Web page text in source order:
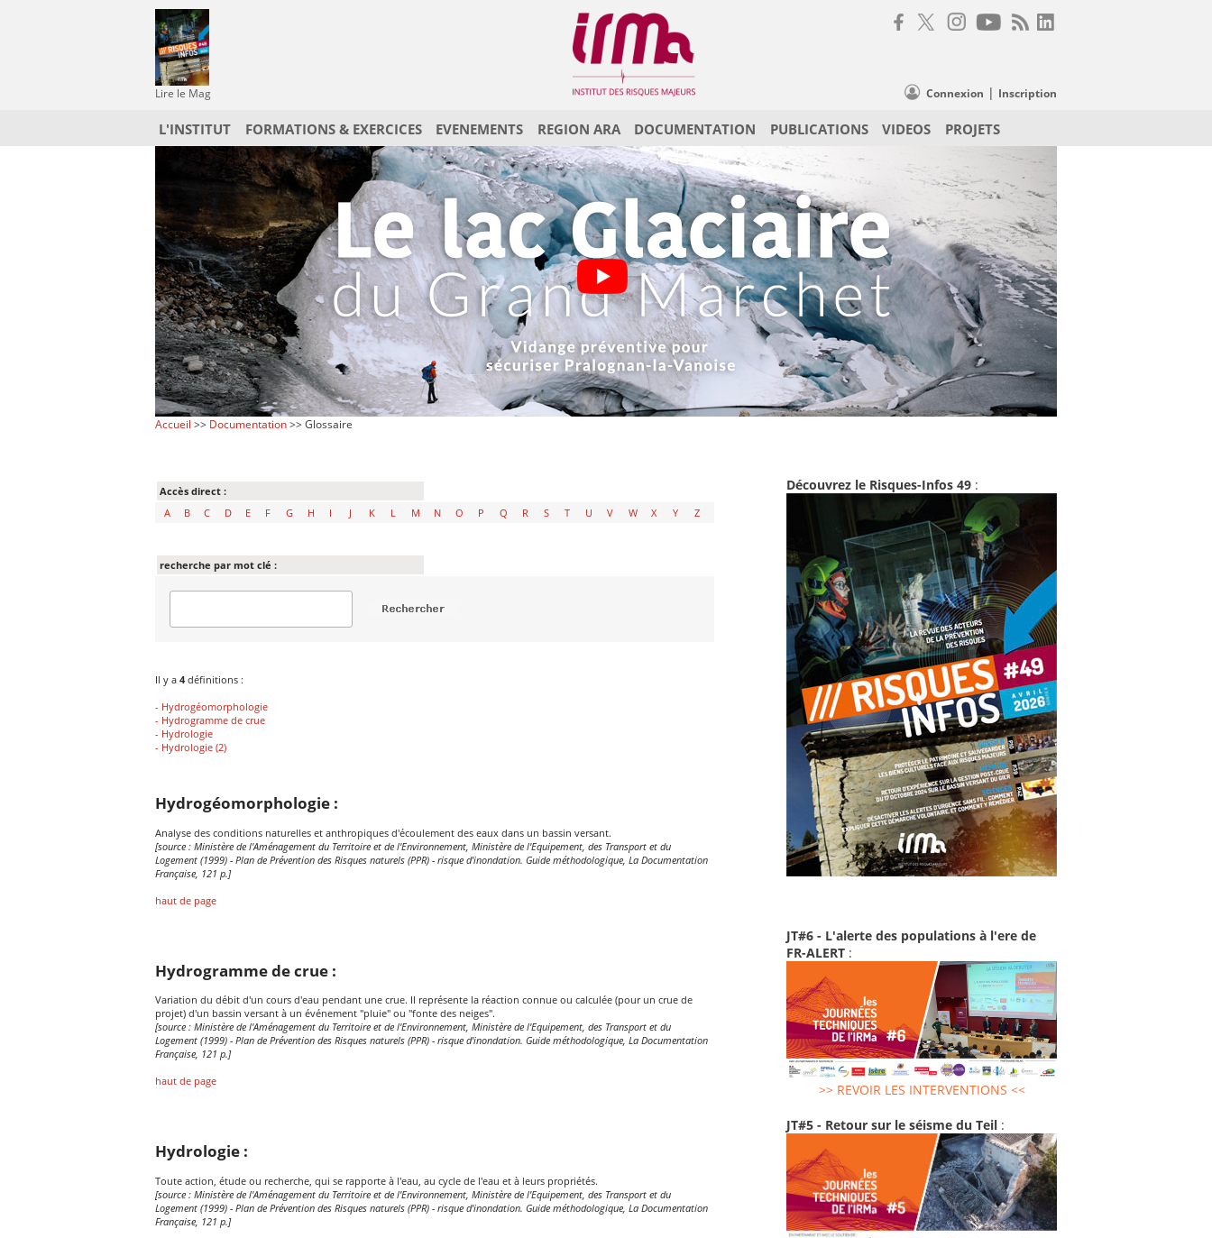
Lire le Mag Connexion | Inscription
L'INSTITUT FORMATIONS & EXERCICES EVENEMENTS REGION ARA DOCUMENTATION PUBLICATIONS VIDEOS PROJETS
Accueil >> Documentation>> Glossaire
Accès direct :
A
B C D E F G H I J K L M N O P Q R S T U V W X Y Z
recherche par mot clé :
Il y a 4définitions :
- Hydrogéomorphologie
- Hydrogramme de crue
- Hydrologie
- Hydrologie (2)
Hydrogéomorphologie :
Analyse des conditions naturelles et anthropiques d'écoulement des eaux dans un bassin versant.
[source : Ministère de l'Aménagement du Territoire et de l'Environnement, Ministère de l'Equipement, des Transport et du
Logement (1999) - Plan de Prévention des Risques naturels (PPR) - risque d'inondation. Guide méthodologique, La Documentation
Française, 121 p.]
haut de page
Hydrogramme de crue :
Variation du débit d'un cours d'eau pendant une crue. Il représente la réaction connue ou calculée (pour un crue de
projet) d'un bassin versant à un événement "pluie" ou "fonte des neiges".
[source : Ministère de l'Aménagement du Territoire et de l'Environnement, Ministère de l'Equipement, des Transport et du
Logement (1999) - Plan de Prévention des Risques naturels (PPR) - risque d'inondation. Guide méthodologique, La Documentation
Française, 121 p.]
haut de page
Hydrologie :
Toute action, étude ou recherche, qui se rapporte à l'eau, au cycle de l'eau et à leurs propriétés.
[source : Ministère de l'Aménagement du Territoire et de l'Environnement, Ministère de l'Equipement, des Transport et du
Logement (1999) - Plan de Prévention des Risques naturels (PPR) - risque d'inondation. Guide méthodologique, La Documentation
Française, 121 p.]
Découvrez le Risques-Infos 49 :
JT#6 - L'alerte des populations à l'ere de
FR-ALERT :
>> REVOIR LES INTERVENTIONS <<
JT#5 - Retour sur le séisme du Teil :